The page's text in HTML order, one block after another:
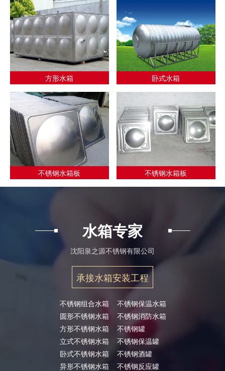
方形水箱 卧式水箱
不锈钢水箱板 不锈钢水箱板
水箱专家
沈阳泉之源不锈钢有限公司
承接水箱安装工程
不锈钢组合水箱
圆形不锈钢水箱
方形不锈钢水箱
立式不锈钢水箱
卧式不锈钢水箱
异形不锈钢水箱
不锈钢保温水箱
不锈钢消防水箱
不锈钢罐
不锈钢保温罐
不锈钢酒罐
不锈钢反应罐